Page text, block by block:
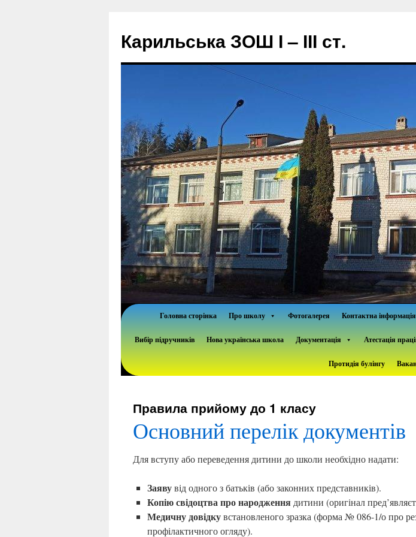
вмісту
Карильська ЗОШ І – ІІІ ст.
Головна сторінка Про школу Фотогалерея Контактна інформація
Вибір підручників Нова українська школа Документація Атестація
Протидія булінгу
Правила прийому до 1 класу
Основний перелік документів
Для вступу або переведення дитини до школи необхідно надати:
Заявувід одного з батьків (або законних представників).
Копію свідоцтва про народження дитини (оригінал
Медичну довідкувстановленого зразка (форма № 086-1/о про
профілактичного огляду).